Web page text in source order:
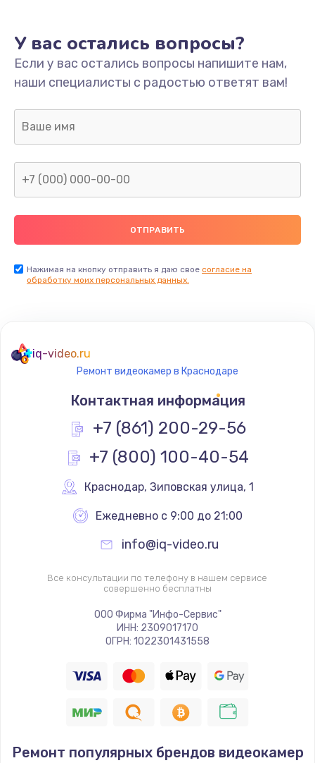
Замена/Pемонт карбюратора
1300 руб.
Заказать
Ремонт капиллярной трубки
400 руб.
Заказать
Замена термостата
1200 руб.
Заказать
Замена реле
Замена термопредохранителя
700 руб.
Заказать
Замена ТЭНа
2500 руб.
1400 руб.
У вас остались вопросы?
Если у вас остались вопросы напишите нам,
наши специалисты с радостью ответят вам!
Нажимая на кнопку отправить я даю свое согласие на
обработку моих персональных данных.
iq-video.ru
Ремонт видеокамер в Краснодаре
Контактная информация
+7 (861) 200-29-56
+7 (800) 100-40-54
Краснодар, Зиповская улица, 1
Ежедневно с 9:00 до 21:00
info@iq-video.ru
Все консультации по телефону в нашем сервисе
совершенно бесплатны
ООО Фирма "Инфо-Сервис"
ИНН: 2309017170
ОГРН: 1022301431558
Ремонт популярных брендов видеокамер